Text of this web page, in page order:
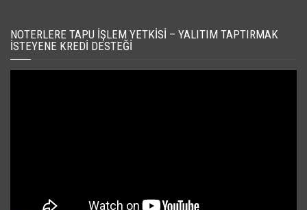
NOTERLERE TAPU İŞLEM YETKISI – YALITIM TAPTIRMAK
İSTEYENE KREDI DESTEĞI